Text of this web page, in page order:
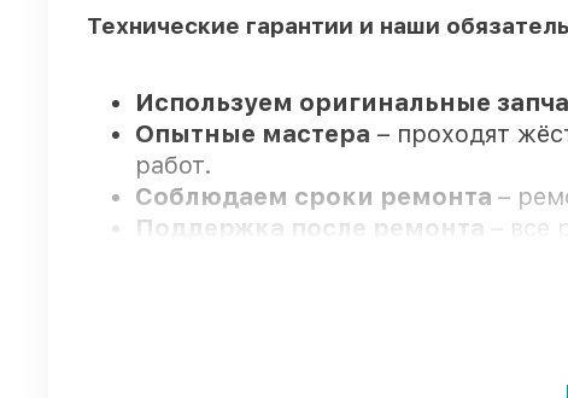
Технические гарантии и наши
Используем оригинальные
Опытные мастера – проходят
работ.
Соблюдаем сроки ремонта –
Поддержка после ремонта
–
работ проводим в